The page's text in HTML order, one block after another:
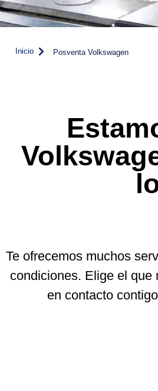
Inicio Posventa Volkswagen
Te ofrecemos muchos
condiciones. Elige el que
en contacto